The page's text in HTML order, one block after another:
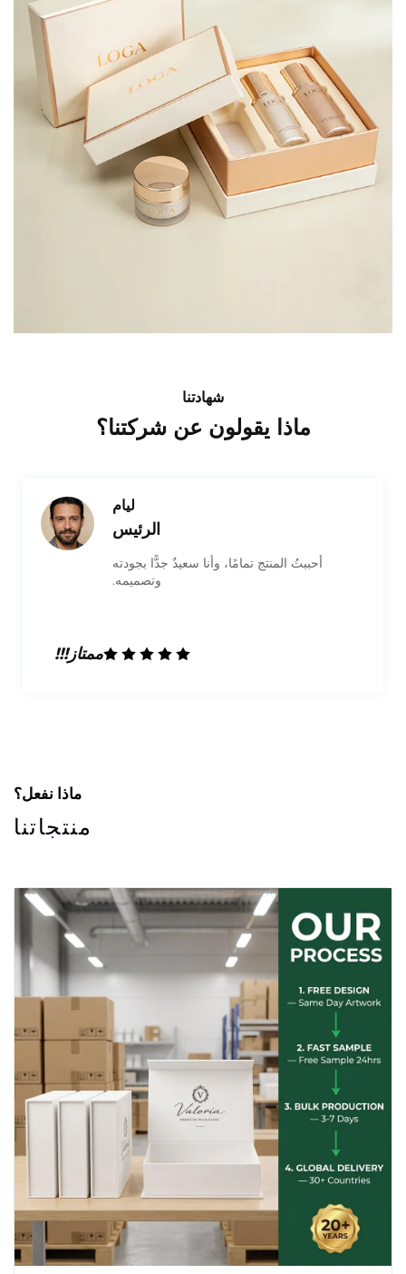
شهادتنا
ماذا يقولون عن شركتنا؟
أوليفيا
التسويق
أنا راضٍ جدًّا عن المنتج وحصلتُ على علبة عالية
الجودة. وقد كانوا ودودين جدًّا وأنجزوا العمل
ممتاز!!!
ماذا نفعل؟
منتجاتنا